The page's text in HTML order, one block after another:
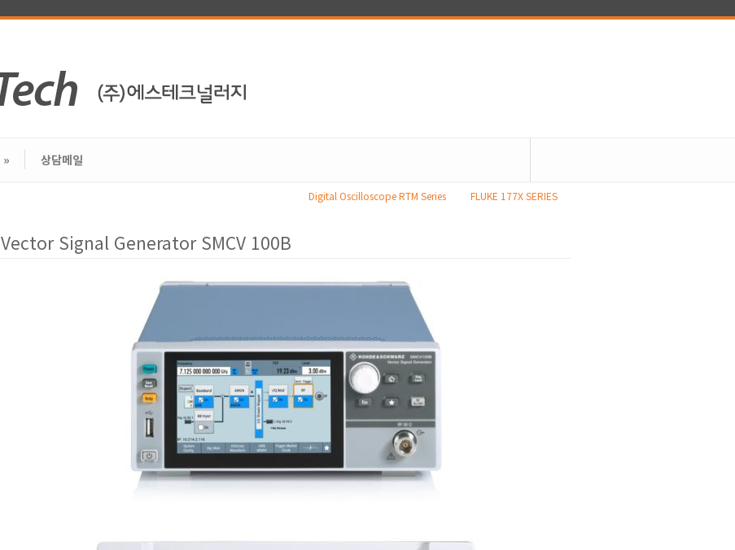
» 상담메일
Digital Oscilloscope RTM Series FLUKE 177X SERIES
Vector Signal Generator SMCV 100B